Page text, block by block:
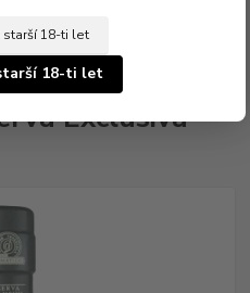
starší 18-ti let
18-ti let
Exclusiva